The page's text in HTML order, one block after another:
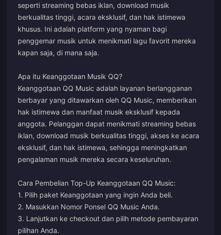
seperti streaming bebas iklan, download musik
berkualitas tinggi, acara eksklusif, dan hak istimewa
khusus. Ini adalah platform yang nyaman bagi
penggemar musik untuk menikmati lagu favorit mereka
kapan saja, di mana saja.
Apa itu Keanggotaan Musik QQ?
Keanggotaan QQ Music adalah layanan berlangganan
berbayar yang ditawarkan oleh QQ Music, memberikan
hak istimewa dan manfaat musik eksklusif kepada
anggota. Pelanggan dapat menikmati streaming bebas
iklan, download musik berkualitas tinggi, akses ke acara
eksklusif, dan hak istimewa, sehingga meningkatkan
pengalaman musik mereka secara keseluruhan.
Cara Pembelian Top-Up Keanggotaan QQ Music:
1. Pilih paket Keanggotaan yang ingin Anda beli.
2. Masukkan Nomor Ponsel QQ Music Anda.
3. Lanjutkan ke checkout dan pilih metode pembayaran
pilihan Anda.